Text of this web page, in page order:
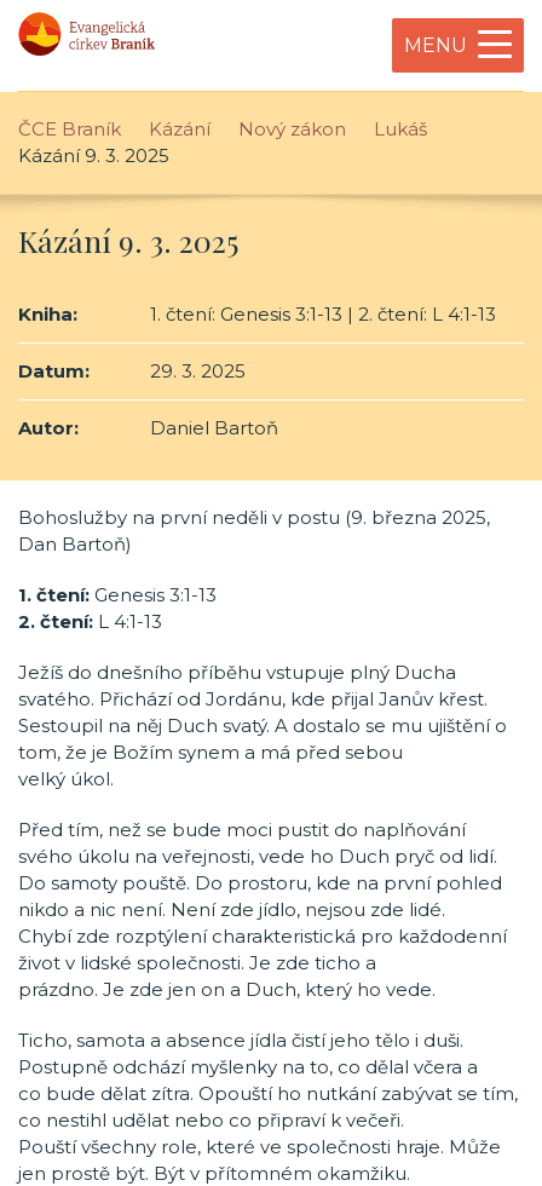
MENU
ČCE Braník Kázání Nový zákon
Lukáš
Kázání 9. 3. 2025
Kázání 9. 3. 2025
Kniha: 1. čtení: Genesis 3:1-13 | 2. čtení: L 4:1-13
Datum: 29. 3. 2025
Autor: Daniel Bartoň
Bohoslužby na první neděli v postu (9. března 2025,
Dan Bartoň)
1. čtení: Genesis 3:1-13
2. čtení: L 4:1-13
Ježíš do dnešního příběhu vstupuje plný Ducha
svatého. Přichází od Jordánu, kde přijal Janův křest.
Sestoupil na něj Duch svatý. A dostalo se mu ujištění o
tom, že je Božím synem a má před sebou
velký úkol.
Před tím, než se bude moci pustit do naplňování
svého úkolu na veřejnosti, vede ho Duch pryč od lidí.
Do samoty pouště. Do prostoru, kde na první pohled
nikdo a nic není. Není zde jídlo, nejsou zde lidé.
Chybí zde rozptýlení charakteristická pro každodenní
život v lidské společnosti. Je zde ticho a
prázdno. Je zde jen on a Duch, který ho vede.
Ticho, samota a absence jídla čistí jeho tělo i duši.
Postupně odchází myšlenky na to, co dělal včera a
co bude dělat zítra. Opouští ho nutkání zabývat se tím,
co nestihl udělat nebo co připraví k večeři.
Pouští všechny role, které ve společnosti hraje. Může
jen prostě být. Být v přítomném okamžiku.